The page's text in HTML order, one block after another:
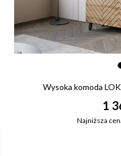
Wysoka komoda
1
Najniższa